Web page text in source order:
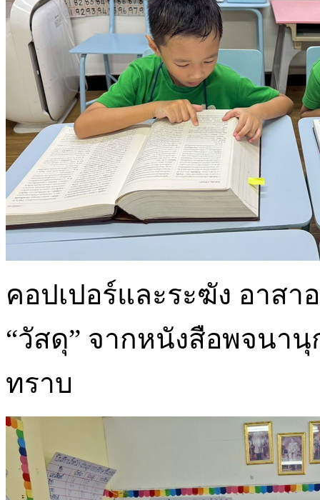
คอปเปอร์และระฆัง อาส
“วัสดุ” จากหนังสือพจนา
ทราบ